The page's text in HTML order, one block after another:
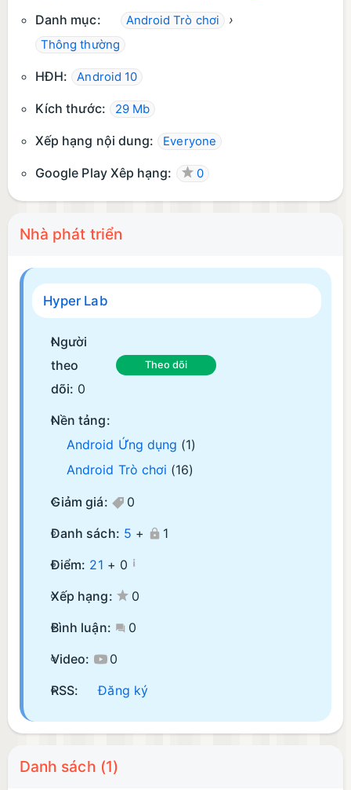
Danh mục:
Android Trò chơi ›
Thông thường
HĐH: Android 10
Kích thước: 29 Mb
Xếp hạng nội dung: Everyone
Google Play Xêp hạng: 0
Nhà phát triển
Hyper Lab
Người
theo
dõi: 0
Theo dõi
Nền tảng:
Android Ứng dụng (1)
Android Trò chơi (16)
Giảm giá:
0
Danh sách: 5 +
1
Điểm: 21 + 0 ¡
Xếp hạng:
0
Bình luận:
0
Video:
0
RSS:
Đăng ký
Danh sách (1)